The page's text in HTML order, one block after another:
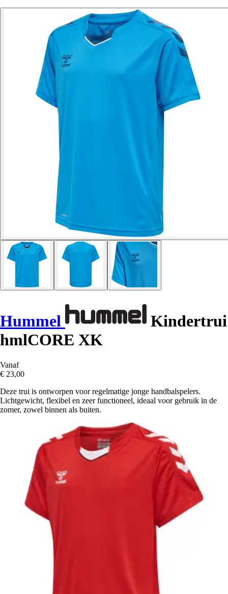
Hummel
Kindertrui
hmlCORE XK
Vanaf
€ 23,00
Deze trui is ontworpen voor regelmatige jonge handbalspelers.
Lichtgewicht, flexibel en zeer functioneel, ideaal voor gebruik in de
zomer, zowel binnen als buiten.